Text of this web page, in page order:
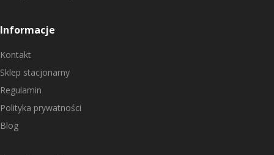
Informacje
Kontakt
Sklep stacjonarny
Regulamin
Polityka prywatności
Blog